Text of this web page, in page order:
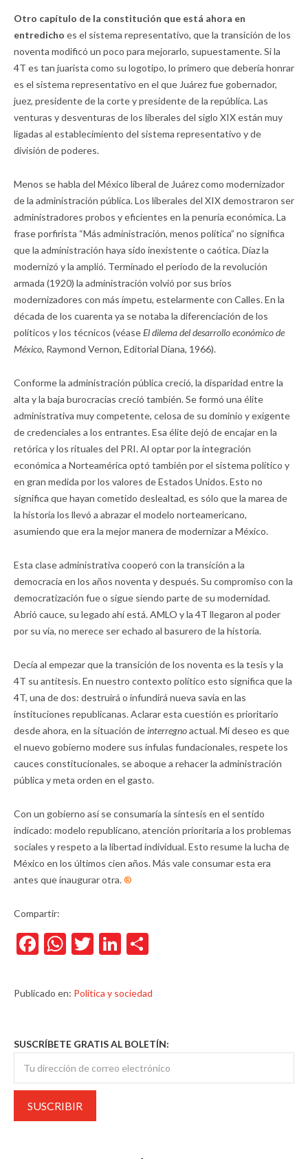
Otro capítulo de la constitución que está ahora en
entredicho es el sistema representativo, que la transición de los
noventa modificó un poco para mejorarlo, supuestamente. Si la
4T es tan juarista como su logotipo, lo primero que debería honrar
es el sistema representativo en el que Juárez fue gobernador,
juez, presidente de la corte y presidente de la república. Las
venturas y desventuras de los liberales del siglo XIX están muy
ligadas al establecimiento del sistema representativo y de
división de poderes.
Menos se habla del México liberal de Juárez como modernizador
de la administración pública. Los liberales del XIX demostraron ser
administradores probos y eficientes en la penuria económica. La
frase porfirista “Más administración, menos política” no significa
que la administración haya sido inexistente o caótica. Díaz la
modernizó y la amplió. Terminado el periodo de la revolución
armada (1920) la administración volvió por sus bríos
modernizadores con más ímpetu, estelarmente con Calles. En la
década de los cuarenta ya se notaba la diferenciación de los
políticos y los técnicos (véaseEl dilema del desarrollo económico de
México, Raymond Vernon, Editorial Diana, 1966).
Conforme la administración pública creció, la disparidad entre la
alta y la baja burocracias creció también. Se formó una élite
administrativa muy competente, celosa de su dominio y exigente
de credenciales a los entrantes. Esa élite dejó de encajar en la
retórica y los rituales del PRI. Al optar por la integración
económica a Norteamérica optó también por el sistema político y
en gran medida por los valores de Estados Unidos. Esto no
significa que hayan cometido deslealtad, es sólo que la marea de
la historia los llevó a abrazar el modelo norteamericano,
asumiendo que era la mejor manera de modernizar a México.
Esta clase administrativa cooperó con la transición a la
democracia en los años noventa y después. Su compromiso con la
democratización fue o sigue siendo parte de su modernidad.
Abrió cauce, su legado ahí está. AMLO y la 4T llegaron al poder
por su vía, no merece ser echado al basurero de la historia.
Decía al empezar que la transición de los noventa es la tesis y la
4T su antítesis. En nuestro contexto político esto significa que la
4T, una de dos: destruirá o infundirá nueva savia en las
instituciones republicanas. Aclarar esta cuestión es prioritario
desde ahora, en la situación deinterregnoactual. Mi deseo es que
el nuevo gobierno modere sus ínfulas fundacionales, respete los
cauces constitucionales, se aboque a rehacer la administración
pública y meta orden en el gasto.
Con un gobierno así se consumaría la síntesis en el sentido
indicado: modelo republicano, atención prioritaria a los problemas
sociales y respeto a la libertad individual. Esto resume la lucha de
México en los últimos cien años. Más vale consumar esta era
antes que inaugurar otra.®
Compartir:
Facebook
WhatsApp
TwitterLinkedIn
Publicado en: Política y sociedad
SUSCRÍBETE GRATIS AL BOLETÍN: